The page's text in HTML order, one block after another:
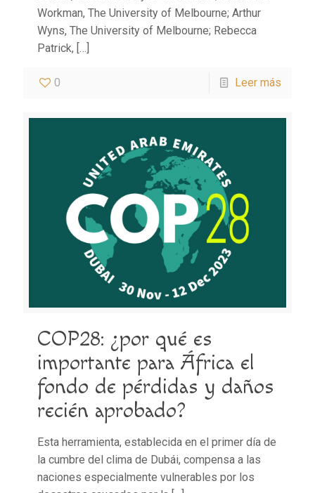
Workman, The University of Melbourne; Arthur
Wyns, The University of Melbourne; Rebecca
Patrick, […]
0 Leer más
COP28: ¿por qué es
importante para África el
fondo de pérdidas y daños
recién aprobado?
Esta herramienta, establecida en el primer día de
la cumbre del clima de Dubái, compensa a las
naciones especialmente vulnerables por los